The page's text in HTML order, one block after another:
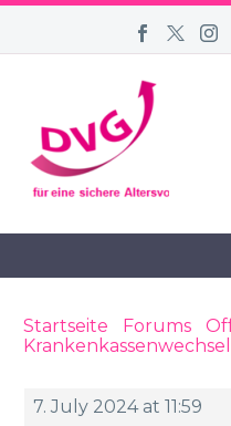
Startseite Forums
Krankenkassenwechsel
7. July 2024 at 11:59